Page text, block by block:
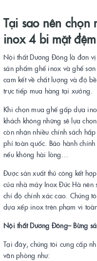
Tại sao nên chọn
inox 4 bi mặt đệm
Nội thất Dương Đông là đơn
sản phẩm ghế inox và ghế
cam kết về chất lượng và độ
trực tiếp mua hàng tại xưởng.
Khi chọn mua ghế gấp dựa
khách không những sẽ lựa
còn nhận nhiều chính sách
phí toàn quốc. Bảo hành
nếu không hài lòng…
Được sản xuất thủ công kết
của nhà máy Inox Đức Hà
chí độ chính xác cao. Chúng
dựa xếp inox trên phạm vi
Nội thất Dương Đông– Bừng
Tại đây, chúng tôi cung cấp
văn phòng như: